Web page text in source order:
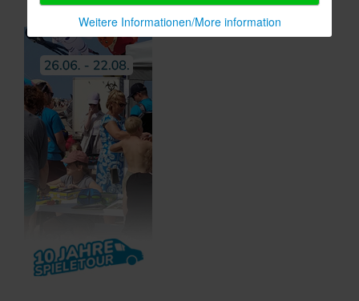
Weitere Informationen/More information